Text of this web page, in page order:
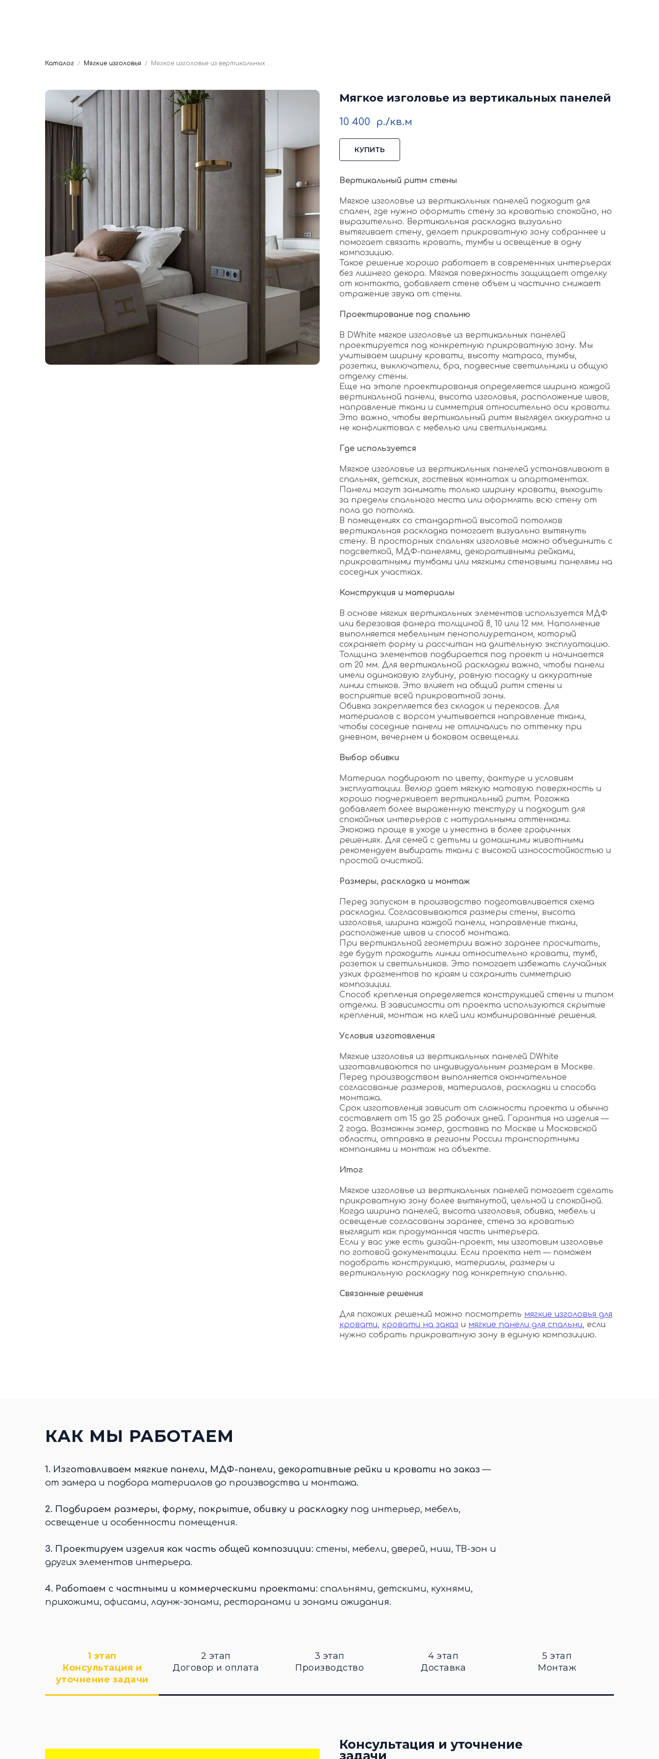
Каталог Мягкие изголовья Мягкое изголовье из вертикальных панелей
Мягкое изголовье из вертикальных панелей
10 400 р./кв.м
КУПИТЬ
Вертикальный ритм стены
Мягкое изголовье из вертикальных панелей подходит для
спален, где нужно оформить стену за кроватью спокойно, но
выразительно. Вертикальная раскладка визуально
вытягивает стену, делает прикроватную зону собраннее и
помогает связать кровать, тумбы и освещение в одну
композицию.
Такое решение хорошо работает в современных интерьерах
без лишнего декора. Мягкая поверхность защищает отделку
от контакта, добавляет стене объем и частично снижает
отражение звука от стены.
Проектирование под спальню
В DWhite мягкое изголовье из вертикальных панелей
проектируется под конкретную прикроватную зону. Мы
учитываем ширину кровати, высоту матраса, тумбы,
розетки, выключатели, бра, подвесные светильники и общую
отделку стены.
Еще на этапе проектирования определяется ширина каждой
вертикальной панели, высота изголовья, расположение швов,
направление ткани и симметрия относительно оси кровати.
Это важно, чтобы вертикальный ритм выглядел аккуратно и
не конфликтовал с мебелью или светильниками.
Где используется
Мягкое изголовье из вертикальных панелей устанавливают в
спальнях, детских, гостевых комнатах и апартаментах.
Панели могут занимать только ширину кровати, выходить
за пределы спального места или оформлять всю стену от
пола до потолка.
В помещениях со стандартной высотой потолков
вертикальная раскладка помогает визуально вытянуть
стену. В просторных спальнях изголовье можно объединить с
подсветкой, МДФ-панелями, декоративными рейками,
прикроватными тумбами или мягкими стеновыми панелями на
соседних участках.
Конструкция и материалы
В основе мягких вертикальных элементов используется МДФ
или березовая фанера толщиной 8, 10 или 12 мм. Наполнение
выполняется мебельным пенополиуретаном, который
сохраняет форму и рассчитан на длительную эксплуатацию.
Толщина элементов подбирается под проект и начинается
от 20 мм. Для вертикальной раскладки важно, чтобы панели
имели одинаковую глубину, ровную посадку и аккуратные
линии стыков. Это влияет на общий ритм стены и
восприятие всей прикроватной зоны.
Обивка закрепляется без складок и перекосов. Для
материалов с ворсом учитывается направление ткани,
чтобы соседние панели не отличались по оттенку при
дневном, вечернем и боковом освещении.
Выбор обивки
Материал подбирают по цвету, фактуре и условиям
эксплуатации. Велюр дает мягкую матовую поверхность и
хорошо подчеркивает вертикальный ритм. Рогожка
добавляет более выраженную текстуру и подходит для
спокойных интерьеров с натуральными оттенками.
Экокожа проще в уходе и уместна в более графичных
решениях. Для семей с детьми и домашними животными
рекомендуем выбирать ткани с высокой износостойкостью и
простой очисткой.
Размеры, раскладка и монтаж
Перед запуском в производство подготавливается схема
раскладки. Согласовываются размеры стены, высота
изголовья, ширина каждой панели, направление ткани,
расположение швов и способ монтажа.
При вертикальной геометрии важно заранее просчитать,
где будут проходить линии относительно кровати, тумб,
розеток и светильников. Это помогает избежать случайных
узких фрагментов по краям и сохранить симметрию
композиции.
Способ крепления определяется конструкцией стены и типом
отделки. В зависимости от проекта используются скрытые
крепления, монтаж на клей или комбинированные решения.
Условия изготовления
Мягкие изголовья из вертикальных панелей DWhite
изготавливаются по индивидуальным размерам в Москве.
Перед производством выполняется окончательное
согласование размеров, материалов, раскладки и способа
монтажа.
Срок изготовления зависит от сложности проекта и обычно
составляет от 15 до 25 рабочих дней. Гарантия на изделия —
2 года. Возможны замер, доставка по Москве и Московской
области, отправка в регионы России транспортными
компаниями и монтаж на объекте.
Итог
Мягкое изголовье из вертикальных панелей помогает сделать
прикроватную зону более вытянутой, цельной и спокойной.
Когда ширина панелей, высота изголовья, обивка, мебель и
освещение согласованы заранее, стена за кроватью
выглядит как продуманная часть интерьера.
Если у вас уже есть дизайн-проект, мы изготовим изголовье
по готовой документации. Если проекта нет — поможем
подобрать конструкцию, материалы, размеры и
вертикальную раскладку под конкретную спальню.
Связанные решения
Для похожих решений можно посмотреть мягкие изголовья для
кровати, кровати на заказ и мягкие панели для спальни, если
нужно собрать прикроватную зону в единую композицию.
КАК МЫ РАБОТАЕМ
1. Изготавливаем мягкие панели, МДФ-панели, декоративные рейки и кровати на заказ —
от замера и подбора материалов до производства и монтажа.
2. Подбираем размеры, форму, покрытие, обивку и раскладку под интерьер, мебель,
освещение и особенности помещения.
3. Проектируем изделия как часть общей композиции: стены, мебели, дверей, ниш, ТВ-зон и
других элементов интерьера.
4. Работаем с частными и коммерческими проектами: спальнями, детскими, кухнями,
прихожими, офисами, лаунж-зонами, ресторанами и зонами ожидания.
1 этап
Консультация и
уточнение задачи
2 этап
Договор и оплата
3 этап
Производство
4 этап
Доставка
5 этап
Монтаж
Консультация и уточнение
задачи